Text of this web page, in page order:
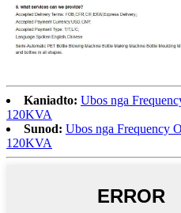
Kaniadto: Ubos nga
120KVA
Sunod: Ubos nga Frequency
120KVA